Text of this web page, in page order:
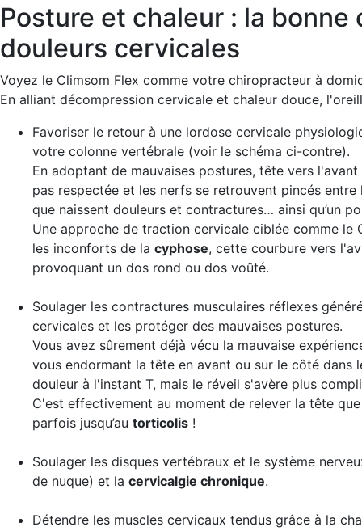
Posture et chaleur : la
douleurs cervicales
Voyez le Climsom Flex comme votre chiropracteur à
En alliant décompression cervicale et chaleur douce,
Favoriser le retour à une lordose cervicale
votre colonne vertébrale (voir le schéma ci-contre).
En adoptant de mauvaises postures, tête vers
pas respectée et les nerfs se retrouvent pincés entre
que naissent douleurs et contractures… ainsi qu’un
Une approche de traction cervicale ciblée comme le
les inconforts de la cyphose, cette courbure vers
provoquant un dos rond ou dos voûté.
Soulager les contractures musculaires réflexes
cervicales et les protéger des mauvaises postures.
Vous avez sûrement déjà vécu la mauvaise
vous endormant la tête en avant ou sur le côté dans
douleur à l'instant T, mais le réveil s'avère plus
C'est effectivement au moment de relever la tête
parfois jusqu’au torticolis !
Soulager les disques vertébraux et le système
de nuque) et la cervicalgie chronique.
Détendre les muscles cervicaux tendus grâce à la